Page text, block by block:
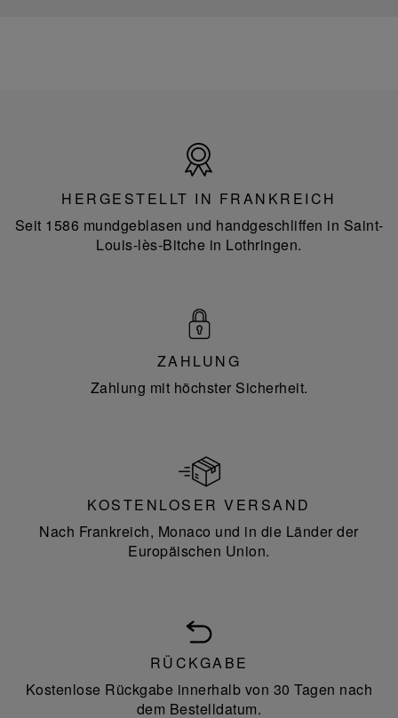
Frankreich
HERGESTELLT IN FRANKREICH
Seit 1586 mundgeblasen und handgeschliffen in Saint-
Louis-lès-Bitche in Lothringen.
ZAHLUNG
Zahlung mit höchster Sicherheit.
KOSTENLOSER VERSAND
Nach Frankreich, Monaco und in die Länder der
Europäischen Union.
RÜCKGABE
Kostenlose Rückgabe innerhalb von 30 Tagen nach
dem Bestelldatum.